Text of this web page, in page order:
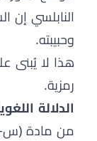
النابلسي إن
وحبيبته.
هذا لا يُبنى
رمزية.
الدلالة
من مادة (س-